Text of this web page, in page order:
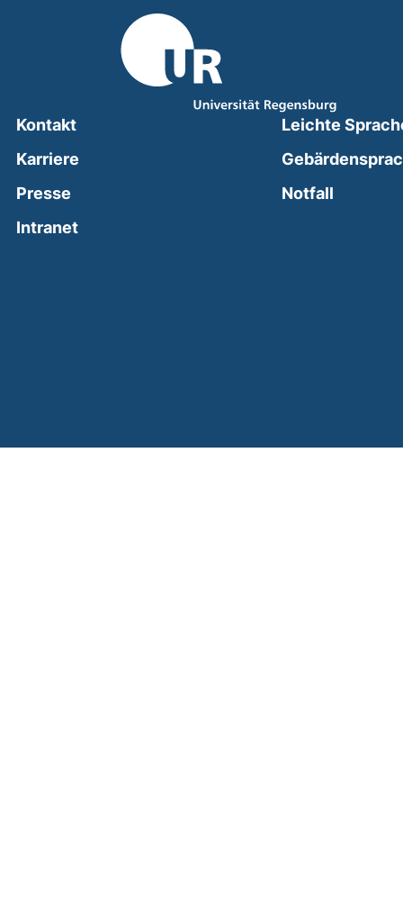
Kontakt
Karriere
Presse
Intranet(external link, opens in a new window)
Leichte
Notfall